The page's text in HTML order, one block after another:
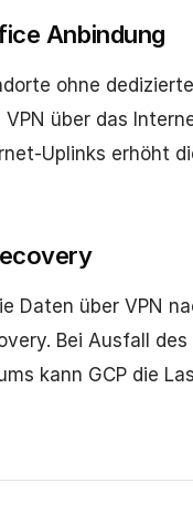
Anbindung
ohne
über das
Uplinks erhöht
Daten über VPN
Bei Ausfall des
kann GCP die